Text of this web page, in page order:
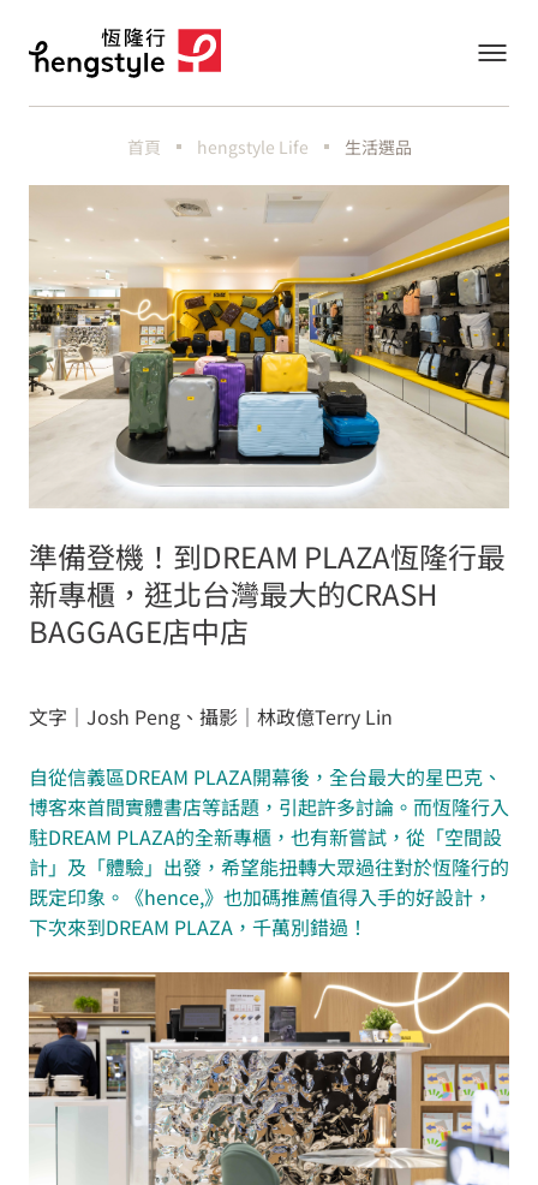
首頁 hengstyle Life 生活選品
準備登機！到DREAM PLAZA恆隆行最
新專櫃，逛北台灣最大的CRASH
BAGGAGE店中店
文字｜Josh Peng、攝影｜林政億Terry Lin
自從信義區DREAM PLAZA開幕後，全台最大的星巴克、
博客來首間實體書店等話題，引起許多討論。而恆隆行入
駐DREAM PLAZA的全新專櫃，也有新嘗試，從「空間設
計」及「體驗」出發，希望能扭轉大眾過往對於恆隆行的
既定印象。《hence,》也加碼推薦值得入手的好設計，
下次來到DREAM PLAZA，千萬別錯過！